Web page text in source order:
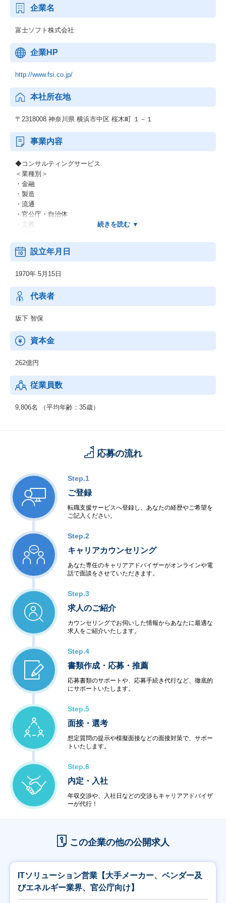
企業名
富士ソフト株式会社
企業HP
http://www.fsi.co.jp/
本社所在地
〒2318008 神奈川県 横浜市中区 桜木町 １－１
事業内容
◆コンサルティングサービス
＜業種別＞
・金融
・製造
・流通
・官公庁・自治体
・文教
・他
＜業務別＞
・CRM
・SFA
・SCM
・ERP
・WEB
＜IT基盤、ネットワーク＞
・ネットワーク
・先端IT
・ミドルウェア
◆制御系システムサービス
＜移動体通信制御開発＞
・衛星・航空制御
・交通機関・車輌制御
・ビル・店舗設備制御
・電力・エネルギー制御
・通信インフラ制御
・LSI・FPGA設計
・電子回路設計・生産
◆アウトソーシングサービス
＜システム運用保守サービス＞
・業務運用
・オペレーション
・ネットワーク管理
・ファシリティ管理
・ヘルプデスク
・データセンター
・ハウジング・ホスティング
・セキュリティ
＜教育サービス＞
・システム運用サービス
＜コンビニエンスサービス＞
・ハードウェア販売
・ソフトウェア販売
設立年月日
1970年 5月15日
代表者
坂下 智保
資本金
262億円
従業員数
9,806名 （平均年齢：35歳）
応募の流れ
Step.1
ご登録
転職支援サービスへ登録し、あなたの経歴やご希望を
ご記入ください。
Step.2
キャリアカウンセリング
あなた専任のキャリアアドバイザーがオンラインや電
話で面談をさせていただきます。
Step.3
求人のご紹介
カウンセリングでお伺いした情報からあなたに最適な
求人をご紹介いたします。
Step.4
書類作成・応募・推薦
応募書類のサポートや、応募手続き代行など、徹底的
にサポートいたします。
Step.5
面接・選考
想定質問の提示や模擬面接などの面接対策で、サポー
トいたします。
Step.6
内定・入社
年収交渉や、入社日などの交渉もキャリアアドバイザ
ーが代行！
この企業の他の公開求人
ITソリューション営業【大手メーカー、ベンダー及
びエネルギー業界、官公庁向け】